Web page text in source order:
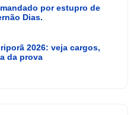
por estupro de
Dias.
2026: veja cargos,
da prova